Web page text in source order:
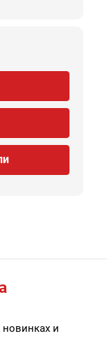
новинках и